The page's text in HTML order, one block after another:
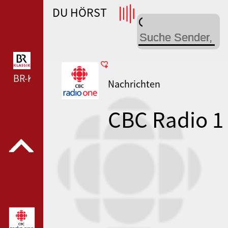
WDR 4 --- WDR 4 ---
BR-KLASSIK --- BR-KLASSIK ---
DU HÖRST
Nachrichten
CBC Radio 1